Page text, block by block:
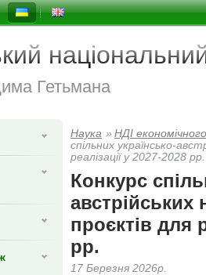
Гетьмана
Наука » НДІ
спільних українсько-
реалізації у 2027-2028 рр.
Конкурс
австрійських
проєктів для
рр.
17 Березня 2026р.